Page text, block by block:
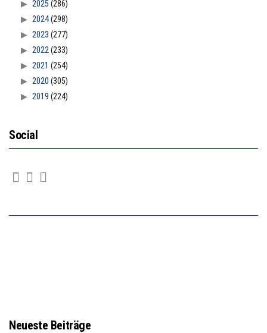
2025 (286)
2024(298)
2023 (277)
2022(233)
2021 (254)
2020 (305)
2019 (224)
Social
Neueste Beiträge